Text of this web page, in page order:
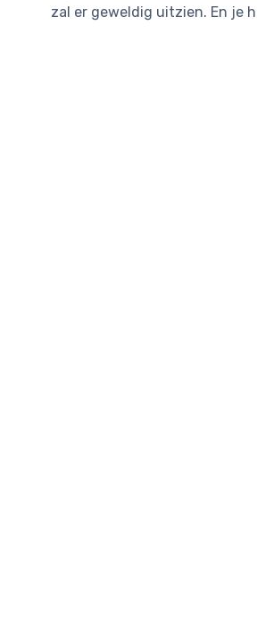
zal er geweldig uitzien. En je